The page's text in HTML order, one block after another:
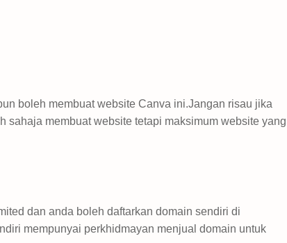
boleh membuat website Canva ini.Jangan risau jika
sahaja membuat website tetapi maksimum website yang
dan anda boleh daftarkan domain sendiri di
mempunyai perkhidmayan menjual domain untuk